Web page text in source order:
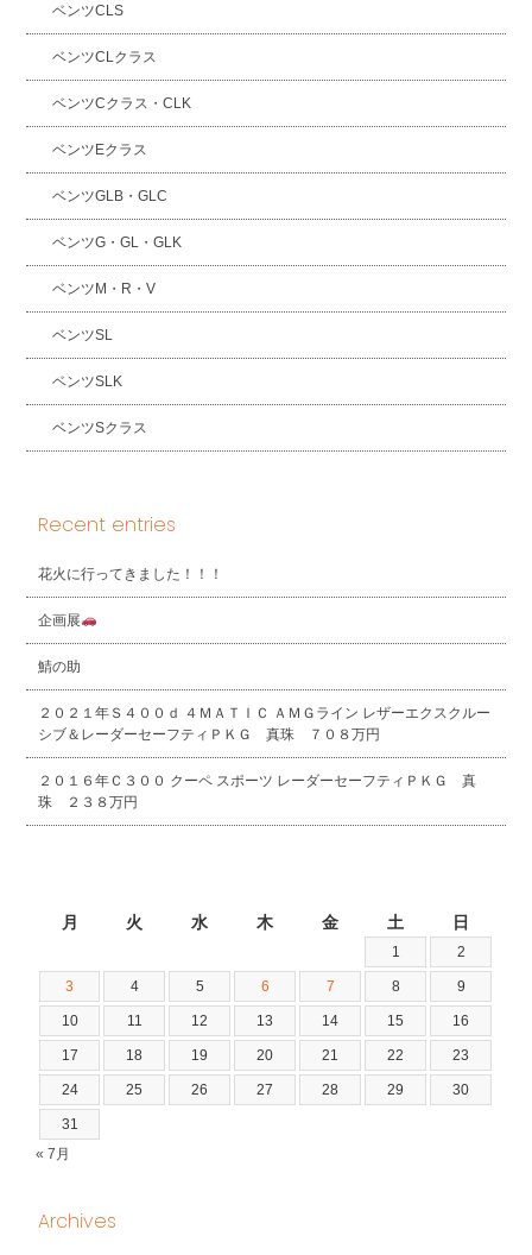
ベンツCLS
ベンツCLクラス
ベンツCクラス・CLK
ベンツEクラス
ベンツGLB・GLC
ベンツG・GL・GLK
ベンツM・R・V
ベンツSL
ベンツSLK
ベンツSクラス
Recent entries
花火に行ってきました！！！
企画展
鯖の助
２０２１年Ｓ４００ｄ ４ＭＡＴＩＣ ＡＭＧライン レザーエクスクルー
シブ＆レーダーセーフティＰＫＧ 真珠 ７０８万円
２０１６年Ｃ３００ クーペ スポーツ レーダーセーフティＰＫＧ 真
珠 ２３８万円
月 火 水 木 金 土 日
1 2
3 4 5 6 7 8 9
10 11 12 13 14 15 16
17 18 19 20 21 22 23
24 25 26 27 28 29 30
31
« 7月
Archives